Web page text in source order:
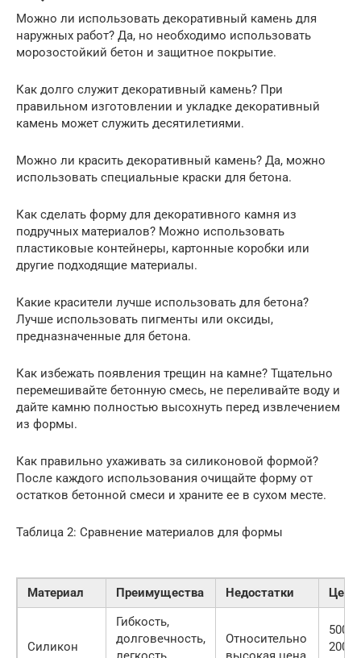
Можно ли использовать декоративный камень для
наружных работ? Да, но необходимо использовать
морозостойкий бетон и защитное покрытие.
Как долго служит декоративный камень? При
правильном изготовлении и укладке декоративный
камень может служить десятилетиями.
Можно ли красить декоративный камень? Да, можно
использовать специальные краски для бетона.
Как сделать форму для декоративного камня из
подручных материалов? Можно использовать
пластиковые контейнеры, картонные коробки или
другие подходящие материалы.
Какие красители лучше использовать для бетона?
Лучше использовать пигменты или оксиды,
предназначенные для бетона.
Как избежать появления трещин на камне? Тщательно
перемешивайте бетонную смесь, не переливайте воду и
дайте камню полностью высохнуть перед извлечением
из формы.
Как правильно ухаживать за силиконовой формой?
После каждого использования очищайте форму от
остатков бетонной смеси и храните ее в сухом месте.
Таблица 2: Сравнение материалов для формы
Материал Преимущества Недостатки Цена
Силикон
Гибкость,
долговечность,
Относительно
500-
2000